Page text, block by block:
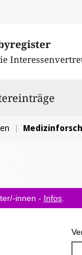
innen - Infos